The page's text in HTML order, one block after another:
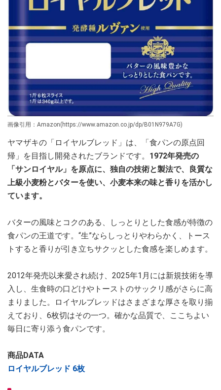
画像引用：Amazon(https://www.amazon.co.jp/dp/B01N979A7G)
ヤマザキの「ロイヤルブレッド」は、「食パンの原点回
帰」を目指し開発されたブランドです。 1972年発売の
「サンロイヤル」を原点に、独自の技術と製法で、良質な
上級小麦粉とバターを使い、小麦本来の味と香りを活かし
ています。
バターの風味とコクのある、しっとりとした食感が特徴の
食パンの王道です。“生”ならしっとりやわらかく、トース
トすると香りが引き立ちサクッとした食感を楽しめます。
2012年発売以来愛され続け、2025年1月には新規技術を導
入し、生食時の口どけやトーストのサックリ感がさらに高
まりました。ロイヤルブレッドはさまざまな厚さを取り揃
えており、6枚切はその一つ。確かな品質で、ここちよい
毎日に寄り添う食パンです。
商品DATA
ロイヤルブレッド 6枚